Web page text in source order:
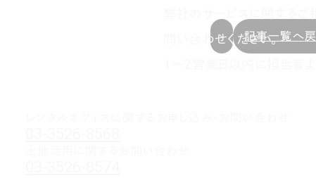
記事一覧へ戻
問い合わせください。